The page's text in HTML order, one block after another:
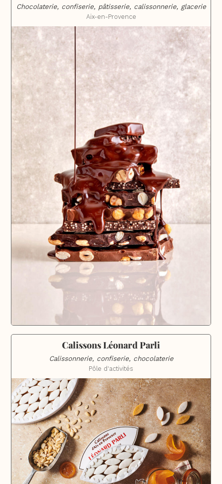
Chocolaterie, confiserie, pâtisserie, calissonnerie, glacerie
Aix-en-Provence
Calissons Léonard Parli
Calissonnerie, confiserie, chocolaterie
Pôle d'activités